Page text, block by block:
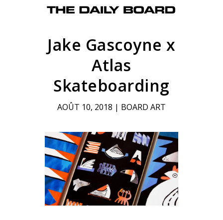
Jake Gascoyne x
Atlas
Skateboarding
AOÛT 10, 2018 | BOARD ART